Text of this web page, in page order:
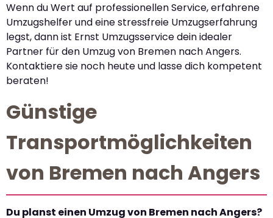
Wenn du Wert auf professionellen Service, erfahrene
Umzugshelfer und eine stressfreie Umzugserfahrung
legst, dann ist Ernst Umzugsservice dein idealer
Partner für den Umzug von Bremen nach Angers.
Kontaktiere sie noch heute und lasse dich kompetent
beraten!
Günstige
Transportmöglichkeiten
von Bremen nach Angers
Du planst einen Umzug von Bremen nach Angers?